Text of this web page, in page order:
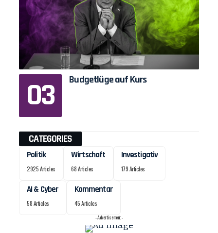
Budgetlüge auf Kurs
CATEGORIES
Politik
2925 Articles
Wirtschaft
68 Articles
Investigativ
179 Articles
AI & Cyber
58 Articles
Kommentar
45 Articles
- Advertisement -